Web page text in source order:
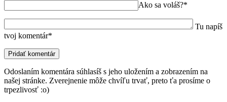
Ako sa voláš?*
Tu napíš
tvoj komentár*
Odoslaním komentára súhlasíš s jeho uložením a zobrazením na
našej stránke. Zverejnenie môže chvíľu trvať, preto ťa prosíme o
trpezlivosť :o)